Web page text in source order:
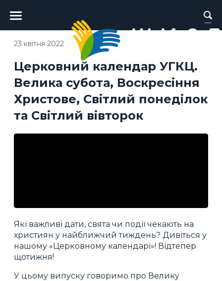
Головне
меню
Церковний календар УГКЦ.
Велика субота, Воскресіння
Христове, Світлий понеділок
та Світлий вівторок
23 квітня 2022
Які важливі дати, свята чи події чекають на
християн у найближчий тиждень? Дивіться у
нашому «Церковному календарі»! Відтепер
щотижня!
У цьому випуску говоримо про Велику